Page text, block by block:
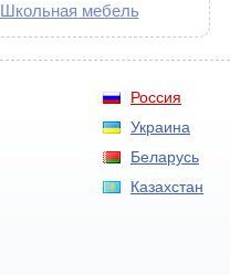
Школьная мебель
Россия
Украина
Беларусь
Казахстан